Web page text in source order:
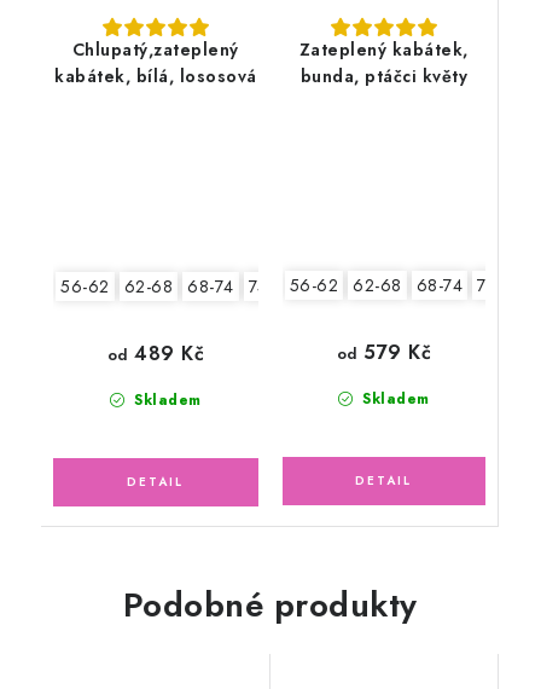
Chlupatý,zateplený
kabátek, bílá, lososová
56-62 62-68 68-74 74-80 80-86
Skladem
od 489 Kč
Zateplený kabátek,
bunda, ptáčci květy
56-62 62-68 68-74 74-80
Skladem
od 579 Kč
Podobné produkty